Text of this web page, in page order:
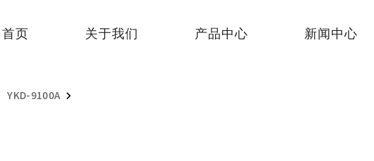
首页 关于我们 产品中心 新闻中心
YKD-9100A